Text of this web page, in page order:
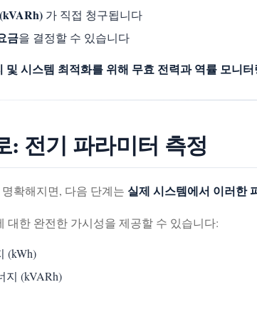
가 직접 청구됩니다
금을 결정할 수 있습니다
및 시스템 최적화를 위해 무효 전력과 역률 모니
: 전기 파라미터 측정
확해지면, 다음 단계는 실제 시스템에서 이러한
대한 완전한 가시성을 제공할 수 있습니다:
(kWh)
지 (kVARh)